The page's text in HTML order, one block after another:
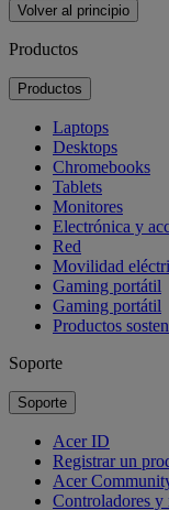
Volver al principio
Productos
Productos
Laptops
Desktops
Chromebooks
Tablets
Monitores
Electrónica y
Red
Movilidad
Gaming portátil
Gaming portátil
Productos
Soporte
Soporte
Acer ID
Registrar un
Acer
Controladores y